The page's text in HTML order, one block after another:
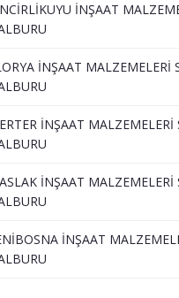
İNŞAAT
İNŞAAT MALZEMELERİ
İNŞAAT MALZEMELERİ
İNŞAAT MALZEMELERİ
İNŞAAT